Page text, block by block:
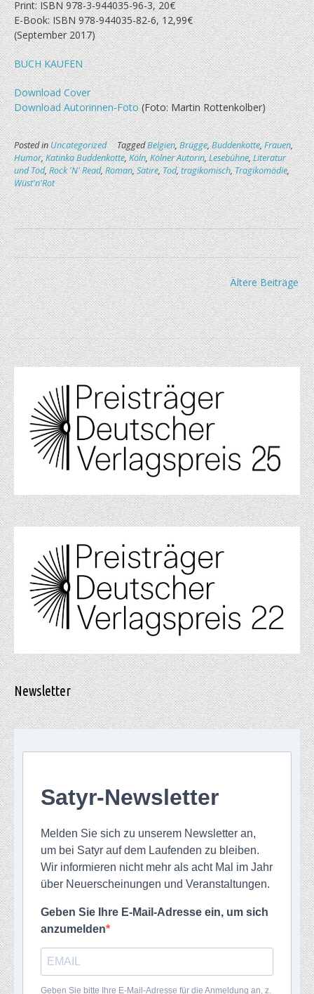
Print: ISBN 978-3-944035-96-3, 20€
E-Book: ISBN 978-944035-82-6, 12,99€
(September 2017)
BUCH KAUFEN
Download Cover
Download Autorinnen-Foto(Foto: Martin Rottenkolber)
Posted inUncategorized TaggedBelgien,Brügge,Buddenkotte,Frauen,
Humor,Katinka Buddenkotte,Köln,Kölner Autorin,Lesebühne,Literatur
und Tod,Rock 'N' Read,Roman,Satire,Tod,tragikomisch,Tragikomödie,
Wüst'n'Rot
Beitragsnavigation
Ältere Beiträge
Newsletter
Satyr-Newsletter
Melden Sie sich zu unserem Newsletter an,
um bei Satyr auf dem Laufenden zu bleiben.
Wir informieren nicht mehr als acht Mal im Jahr
über Neuerscheinungen und Veranstaltungen.
Geben Sie Ihre E-Mail-Adresse ein, um sich
anzumelden
Geben Sie bitte Ihre E-Mail-Adresse für die Anmeldung an, z.